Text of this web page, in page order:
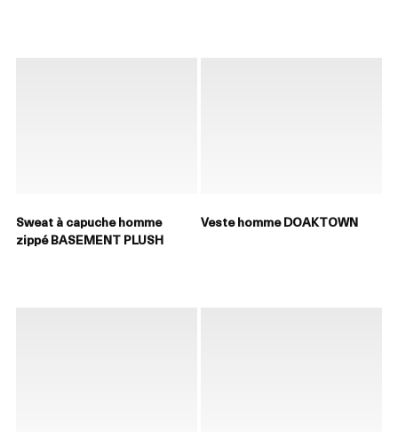
Sweat à capuche homme
zippé BASEMENT PLUSH
Veste homme DOAKTOWN